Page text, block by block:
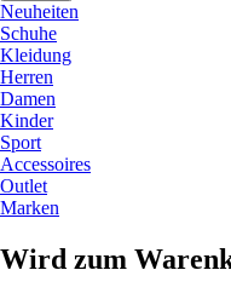
Neuheiten
Schuhe
Kleidung
Herren
Damen
Kinder
Sport
Accessoires
Outlet
Marken
Wird zum